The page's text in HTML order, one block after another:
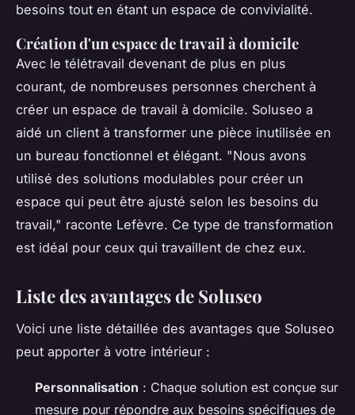
besoins tout en étant un espace de convivialité.
Création d'un espace de travail à domicile
Avec le télétravail devenant de plus en plus
courant, de nombreuses personnes cherchent à
créer un espace de travail à domicile. Soluseo a
aidé un client à transformer une pièce inutilisée en
un bureau fonctionnel et élégant. "Nous avons
utilisé des solutions modulables pour créer un
espace qui peut être ajusté selon les besoins du
travail," raconte Lefèvre. Ce type de transformation
est idéal pour ceux qui travaillent de chez eux.
Liste des avantages de Soluseo
Voici une liste détaillée des avantages que Soluseo
peut apporter à votre intérieur :
Personnalisation : Chaque solution est conçue sur
mesure pour répondre aux besoins spécifiques de